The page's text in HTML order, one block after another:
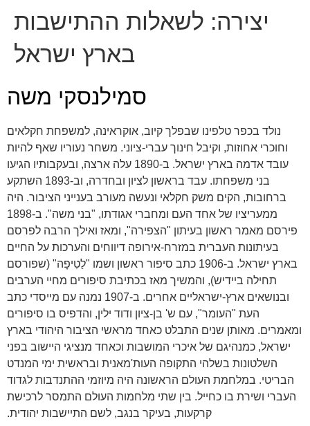
יצירה: לשאלות ההתישבות
בארץ ישראל
סמילנסקי משה
נולד בכפר טלפינו שבפלך קיוב, אוקראינה, למשפחת חקלאים
וחוכרי אחוזות, וקיבל חינוך עברי-ציוני. משחר נעוריו שאף להיות
עובד אדמה בארץ ישראל. ב-1890 עלה ארצה, ובעקבותיו הגיעו
בני משפחתו. עבד בראשון לציון ובחדרה, וב-1893 השתקע
ברחובות, הקים משק חקלאי ונעשה מעורב בענייני הציבור. היה
ממעריציו של אחד העם ומחברי אגודתו, "בני משה". ב-1898
פירסם מאמר ראשון בעיתון "הצפירה", ומאז ואילך הרבה לפרסם
בעיתונות העברית במזרח-אירופה דיווחים והערכות על החיים
בארץ ישראל. ב-1906 כתב סיפור ראשון ושמו "לַטִיפָה" (שפורסם
תחילה ביידיש), והמשיך מאז בכתיבת סיפורים מחיי הערבים
ובנושאים ארץ-ישראליים אחרים. ב-1907 נמנה עם מייסדי כתב
העת "העומר", עם ש' בן-ציון ודוד ילין, והדפיס בו סיפורים
ומאמרים. מאותן שנים התבלט כאחד מראשי הציבור היהודי בארץ
ישראל, כמנהיגם של איכרי המושבות וכאחד מנציגי היישוב בפני
השלטונות בשלהי התקופה העות'מאנית ובראשית ימי המנדט
הבריטי. במלחמת העולם הראשונה היה מיוזמי ההתנדבות לגדוד
העברי ושירת בו כחייל. בין שתי מלחמות העולם התמסר לרכישת
קרקעות, בעיקר בנגב, לשם התיישבות יהודית.